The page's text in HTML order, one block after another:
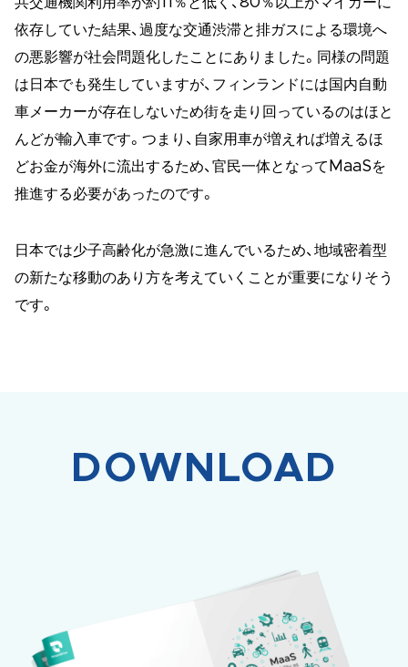
共交通機関利用率が約11％と低く、80％以上がマイカーに
依存していた結果、過度な交通渋滞と排ガスによる環境へ
の悪影響が社会問題化したことにありました。同様の問題
は日本でも発生していますが、フィンランドには国内自動
車メーカーが存在しないため街を走り回っているのはほと
んどが輸入車です。つまり、自家用車が増えれば増えるほ
どお金が海外に流出するため、官民一体となってMaaSを
推進する必要があったのです。
日本では少子高齢化が急激に進んでいるため、地域密着型
の新たな移動のあり方を考えていくことが重要になりそう
です。
DOWNLOAD